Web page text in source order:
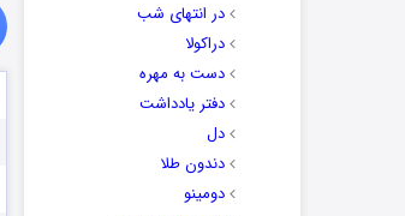
در انتهای شب
دراکولا
دست به مهره
دفتر یادداشت
دل
دندون طلا
دومینو